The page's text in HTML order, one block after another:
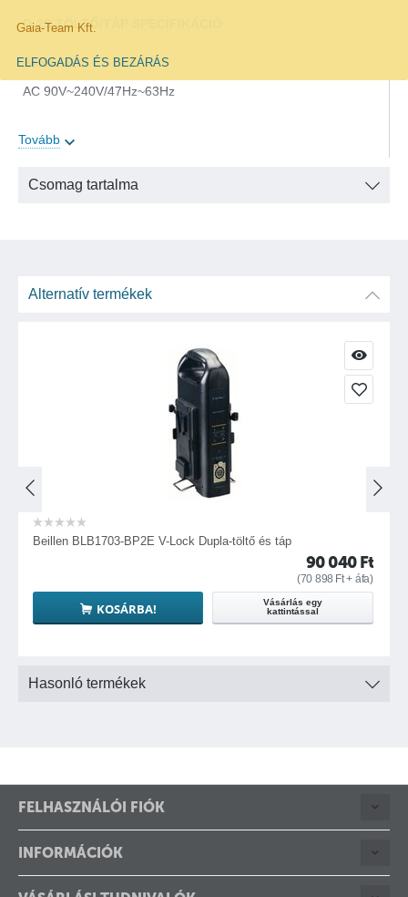
Gaia-Team Kft.
ELFOGADÁS ÉS BEZÁRÁS
D-2S TÖLTŐ/TÁP SPECIFIKÁCIÓ
Bemenet:
AC 90V~240V/47Hz~63Hz
Töltő kimenet:
DC 16.8V/2.6A
Tovább
Csomag tartalma
Alternatív termékek
BLB1703-BP2E V-Lock Dupla-töltő és táp
Ft
+ áfa)
KOSÁRBA!
Vásárlás egy
kattintással
Hasonló termékek
FELHASZNÁLÓI FIÓK
INFORMÁCIÓK